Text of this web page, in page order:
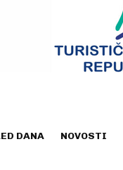
DANA NOVOSTI